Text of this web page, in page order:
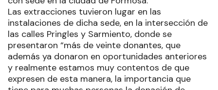
Las extracciones tuvieron lugar en las
instalaciones de dicha sede, en la intersección de
las calles Pringles y Sarmiento, donde se
presentaron “más de veinte donantes, que
además ya donaron en oportunidades anteriores
y realmente estamos muy contentos de que
expresen de esta manera, la importancia que